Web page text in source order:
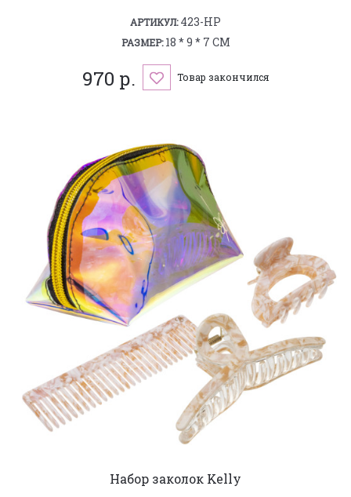
АРТИКУЛ:423-HP
РАЗМЕР:18 * 9 * 7 СМ
970 р. Товар закончился
Набор заколок Kelly